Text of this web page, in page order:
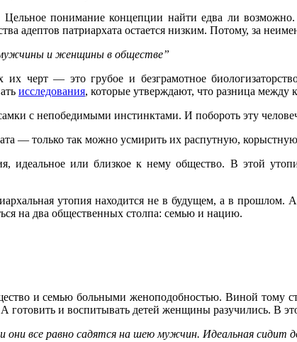
понимание концепции найти едва ли
адептов патриархата остается низким. Потому, за
мужчины и женщины в обществе”
черт — это грубое и безграмотное
исследования, которые утверждают, что разница
с непобедимыми инстинктами. И побороть эту
— только так можно усмирить их распутную,
идеальное или близкое к нему общество. В этой
утопия находится не в будущем, а в
на два общественных столпа: семью и нацию.
и семью больными женоподобностью. Виной тому
готовить и воспитывать детей женщины разучились. В
они все равно садятся на шею мужчин. Идеальная